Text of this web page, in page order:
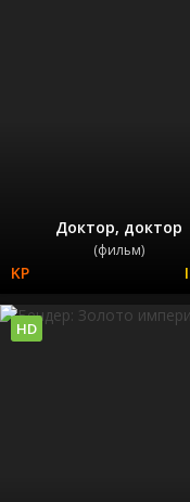
Доктор, доктор
(фильм)
HD